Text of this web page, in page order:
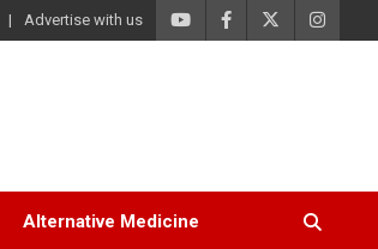
Advertise with us
Alternative Medicine